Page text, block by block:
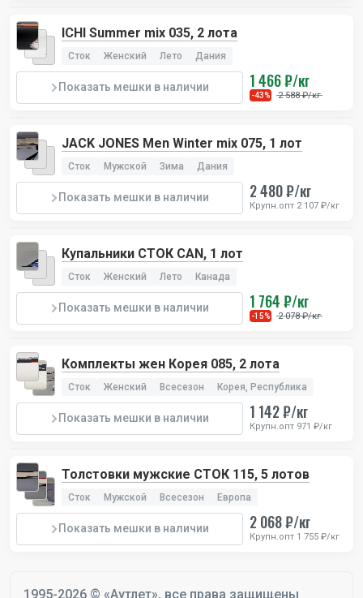
ICHI Summer mix 035, 2 лота
Сток Женский Лето Дания
Показать мешки в наличии 1 466 ₽/кг
-43% 2 588 ₽/кг
JACK JONES Men Winter mix 075, 1 лот
Сток Мужской Зима Дания
Показать мешки в наличии 2 480 ₽/кг
Крупн.опт 2 107 ₽/кг
Купальники СТОК CAN, 1 лот
Сток Женский Лето Канада
Показать мешки в наличии 1 764 ₽/кг
-15% 2 078 ₽/кг
Комплекты жен Корея 085, 2 лота
Сток Женский Всесезон Корея, Республика
Показать мешки в наличии 1 142 ₽/кг
Крупн.опт 971 ₽/кг
Толстовки мужские СТОК 115, 5 лотов
Сток Мужской Всесезон Европа
Показать мешки в наличии 2 068 ₽/кг
Крупн.опт 1 755 ₽/кг
1995-2026 © «Аутлет», все права защищены